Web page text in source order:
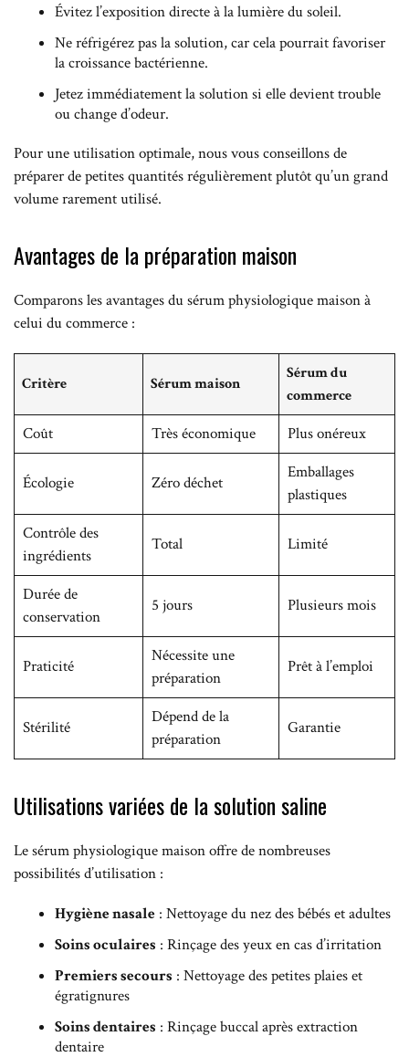
Évitez l’exposition directe à la lumière du soleil.
Ne réfrigérez pas la solution, car cela pourrait favoriser
la croissance bactérienne.
Jetez immédiatement la solution si elle devient trouble
ou change d’odeur.
Pour une utilisation optimale, nous vous conseillons de
préparer de petites quantités régulièrement plutôt qu’un grand
volume rarement utilisé.
Avantages de la préparation maison
Comparons les avantages du sérum physiologique maison à
celui du commerce :
Critère Sérum maison
Sérum du
commerce
Coût Très économique Plus onéreux
Écologie Zéro déchet
Emballages
plastiques
Contrôle des
ingrédients
Total Limité
Durée de
conservation
5 jours Plusieurs mois
Praticité
Nécessite une
préparation
Prêt à l’emploi
Stérilité
Dépend de la
préparation
Garantie
Utilisations variées de la solution saline
Le sérum physiologique maison offre de nombreuses
possibilités d’utilisation :
Hygiène nasale : Nettoyage du nez des bébés et adultes
Soins oculaires : Rinçage des yeux en cas d’irritation
Premiers secours : Nettoyage des petites plaies et
égratignures
Soins dentaires : Rinçage buccal après extraction
dentaire